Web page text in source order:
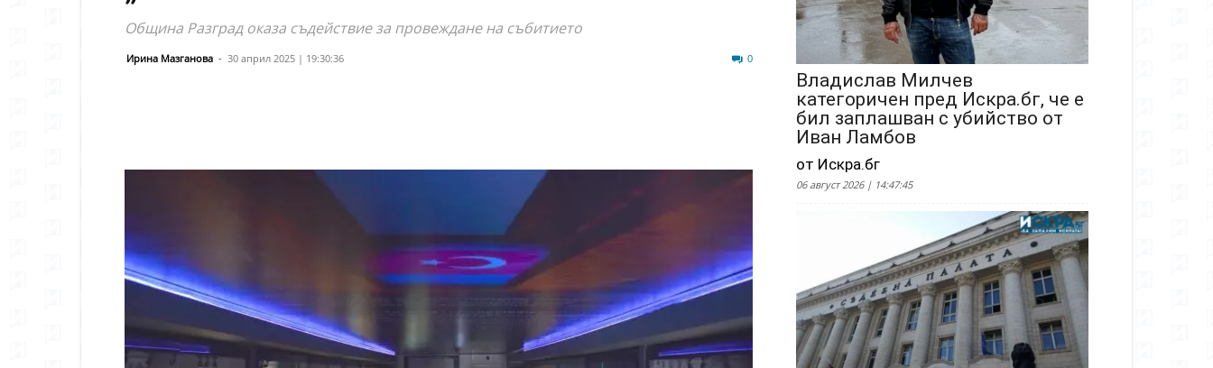
Община Разград оказа съдействие за провеждане на събитието
Ирина Мазганова - 30 април 2025 | 19:30:36 0
Владислав Милчев
категоричен пред Искра.бг, че е
бил заплашван с убийство от
Иван Ламбов
от Искра.бг
06 август 2026 | 14:47:45